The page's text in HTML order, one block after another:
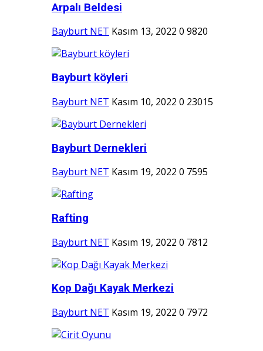
Arpalı Beldesi
Bayburt NET Kasım 13, 2022 0 9820
Bayburt köyleri
Bayburt NET Kasım 10, 2022 0 23015
Bayburt Dernekleri
Bayburt NET Kasım 19, 2022 0 7595
Rafting
Bayburt NET Kasım 19, 2022 0 7812
Kop Dağı Kayak Merkezi
Bayburt NET Kasım 19, 2022 0 7972